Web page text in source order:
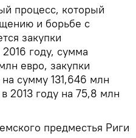
процесс, который
и борьбе с
закупки
году, сумма
евро, закупки
сумму 131,646 млн
2013 году на 75,8 млн
предместья Риги